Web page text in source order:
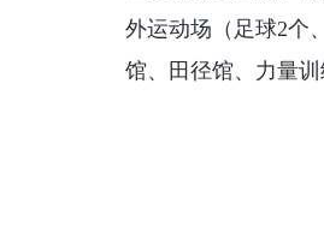
外运动场（足球2个
馆、田径馆、力量